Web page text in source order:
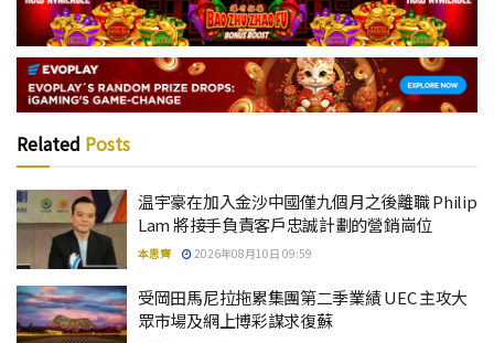
Related Posts
温宇豪在加入金沙中國僅九個月之後離職 Philip
Lam 將接手負責客戶忠誠計劃的營銷崗位
本思齊 2026年08月10日 09:59
受岡田馬尼拉拖累集團第二季業績 UEC 主攻大
眾市場及網上博彩謀求復蘇